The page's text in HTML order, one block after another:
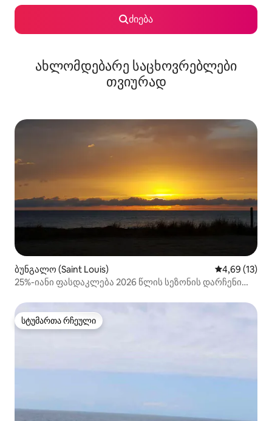
ძიება
ახლომდებარე საცხოვრებლები
თვიურად
ბუნგალო (Saint Louis) საშუალო
4,69 (13)
25%-იანი ფასდაკლება 2026 წლის სეზონის დარჩენილ
სტუმართა რჩეული
სტუმართა რჩეული